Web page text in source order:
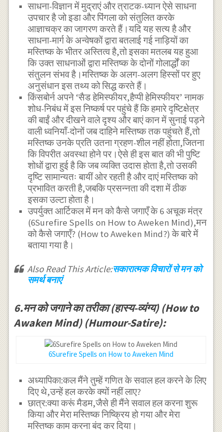
साधना-विज्ञान में मुद्राएं और त्राटक-ध्यान ऐसे साधना
उपचार है जो इडा और पिंगला को संतुलित करके
आज्ञाचक्र का जागरण करते हैं।यदि यह सत्य है और
साधना-मार्ग के अन्वेषकों द्वारा बतलाई गई नाड़ियों का
मस्तिष्क के भीतर अस्तित्व है,तो इसका मतलब यह हुआ
कि उक्त साधनाओं द्वारा मस्तिष्क के दोनों गोलार्द्धों का
संतुलन संभव है।मस्तिष्क के अलग-अलग हिस्सों पर हुए
अनुसंधान इस तथ्य को सिद्ध करते हैं।
किंसबोर्न अपने ‘सैड हेमिस्फीयर,हैप्पी हेमिस्फीयर’ नामक
शोध-निबंध में इस निष्कर्ष पर पहुंचे हैं कि हमारे दृष्टिक्षेत्र
की बाईं और दीखने वाले दृश्य और बाएं कान में सुनाई पड़ने
वाली ध्वनियाँ-दोनों जब दाहिने मस्तिष्क तक पहुंचते हैं,तो
मस्तिष्क उनके प्रति उतना ग्रहण-शील नहीं होता,जितना
कि विपरीत अवस्था होने पर।ऐसे ही इस बात की भी पुष्टि
शोधों द्वारा हुई है कि जब व्यक्ति उदास होता है,तो उसकी
दृष्टि सामान्यतः बायीं ओर रहती है और दाएं मस्तिष्क को
प्रभावित करती है,जबकि प्रसन्नता की दशा में ठीक
इसका उल्टा होता है।
उपर्युक्त आर्टिकल में मन को कैसे जगाएँ के 6 अचूक मंत्र
(6Surefire Spells on How to Aweken Mind),मन
को कैसे जगाएँ? (How to Aweken Mind?) के बारे में
बताया गया है।
Also Read This Article:सकारात्मक विचारों से मन को
समर्थ बनाएं
6.मन को जगाने का तरीका (हास्य-व्यंग्य) (How to
Awaken Mind) (Humour-Satire):
6Surefire Spells on How to Aweken Mind
अध्यापिका:कल मैंने तुम्हें गणित के सवाल हल करने के लिए
दिए थे,उन्हें हल करके क्यों नहीं लाए?
छात्र:क्या करूं मैडम,जैसे ही मैंने सवाल हल करना शुरू
किया और मेरा मस्तिष्क निष्क्रिय हो गया और मेरा
मस्तिष्क काम करना बंद कर दिया।